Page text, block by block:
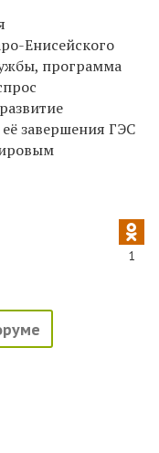
Енисейского
программа
завершения ГЭС
1